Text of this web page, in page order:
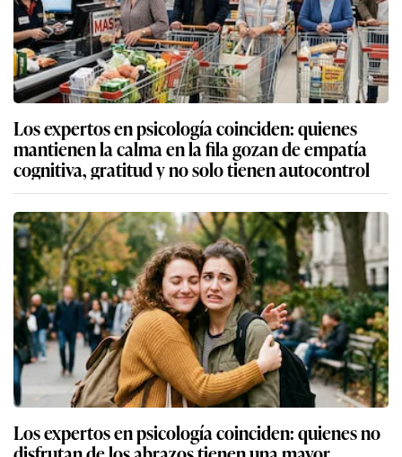
Los expertos en psicología coinciden: quienes
mantienen la calma en la fila gozan de empatía
cognitiva, gratitud y no solo tienen autocontrol
Los expertos en psicología coinciden: quienes no